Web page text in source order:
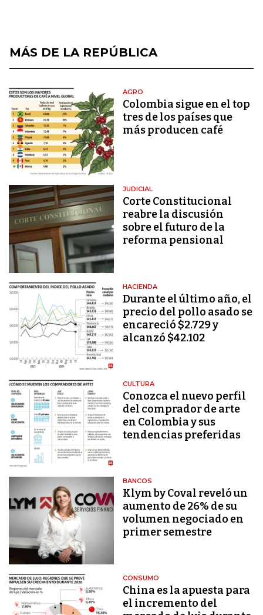
MÁS DE LA REPÚBLICA
AGRO
Colombia sigue en el top
tres de los países que
más producen café
JUDICIAL
Corte Constitucional
reabre la discusión
sobre el futuro de la
reforma pensional
HACIENDA
Durante el último año, el
precio del pollo asado se
encareció $2.729 y
alcanzó $42.102
CULTURA
Conozca el nuevo perfil
del comprador de arte
en Colombia y sus
tendencias preferidas
BANCOS
Klym by Coval reveló un
aumento de 26% de su
volumen negociado en
primer semestre
CONSUMO
China es la apuesta para
el incremento del